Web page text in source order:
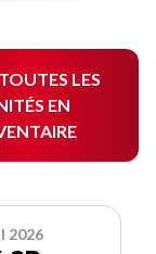
LES
EN
2026